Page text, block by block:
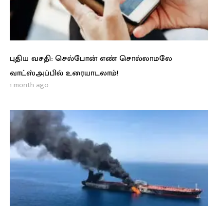
புதிய வசதி: செல்போன் எண் சொல்லாமலே
வாட்ஸ்அப்பில் உரையாடலாம்!
1 month ago